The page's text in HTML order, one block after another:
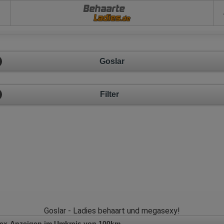
Behaarte
Goslar
Filter
Goslar - Ladies behaart und megasexy!